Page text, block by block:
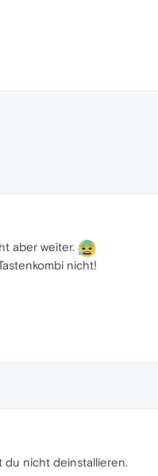
aber weiter.
nicht!
du nicht deinstallieren.